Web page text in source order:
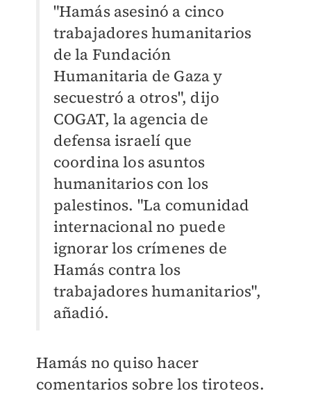
"Hamás asesinó a cinco
trabajadores humanitarios
de la Fundación
Humanitaria de Gaza y
secuestró a otros", dijo
COGAT, la agencia de
defensa israelí que
coordina los asuntos
humanitarios con los
palestinos. "La comunidad
internacional no puede
ignorar los crímenes de
Hamás contra los
trabajadores humanitarios",
añadió.
Hamás no quiso hacer
comentarios sobre los tiroteos.